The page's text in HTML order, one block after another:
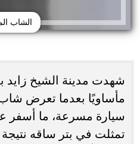
الشاب
شهدت مدينة الشيخ زايد
مأساويًا بعدما تعرض
سيارة مسرعة، ما أسفر
تمثلت في بتر ساقه